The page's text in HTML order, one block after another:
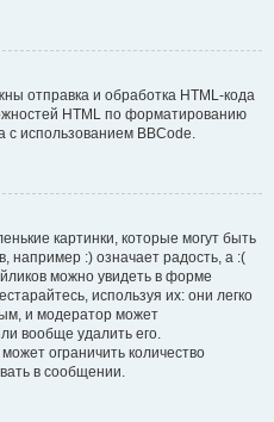
отправка и обработка HTML-кода
HTML по форматированию
использованием BBCode.
картинки, которые могут быть
например :) означает радость, а :(
можно увидеть в форме
используя их: они легко
и модератор может
вообще удалить его.
ограничить количество
в сообщении.